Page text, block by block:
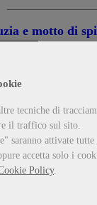
tecniche di
il traffico sul sito.
saranno attivate tutte
accetta solo i
Policy.
e motto di
e il